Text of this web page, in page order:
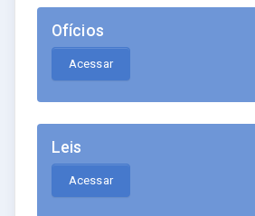
Ofícios
Acessar
Leis
Acessar